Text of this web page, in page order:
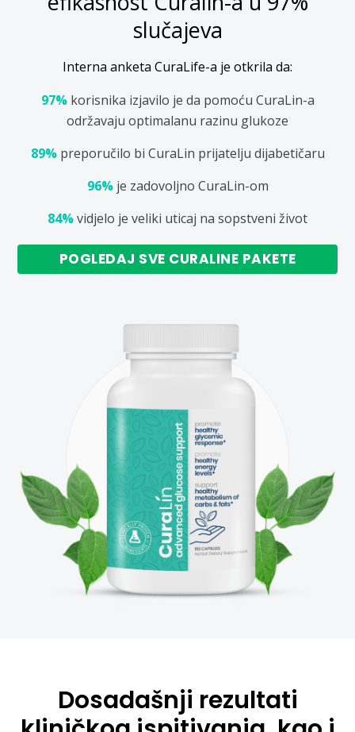
slučajeva
Interna anketa CuraLife-a je otkrila da:
97%korisnika izjavilo je da pomoću CuraLin-a
održavaju optimalanu razinu glukoze
89%preporučilo bi CuraLin prijatelju dijabetičaru
96%je zadovoljno CuraLin-om
84%vidjelo je veliki uticaj na sopstveni život
POGLEDAJ SVE CURALINE PAKETE
Dosadašnji rezultati